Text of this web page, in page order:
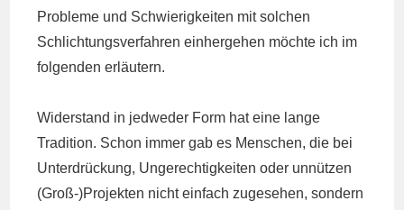
Probleme und Schwierigkeiten mit solchen
Schlichtungsverfahren einhergehen möchte ich im
folgenden erläutern.
Widerstand in jedweder Form hat eine lange
Tradition. Schon immer gab es Menschen, die bei
Unterdrückung, Ungerechtigkeiten oder unnützen
(Groß-)Projekten nicht einfach zugesehen, sondern